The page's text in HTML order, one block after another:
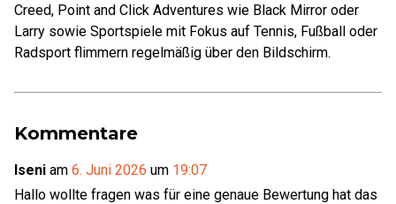
Creed, Point and Click Adventures wie Black Mirror oder
Larry sowie Sportspiele mit Fokus auf Tennis, Fußball oder
Radsport flimmern regelmäßig über den Bildschirm.
Kommentare
Iseni am 6. Juni 2026 um 19:07
Hallo wollte fragen was für eine genaue Bewertung hat das